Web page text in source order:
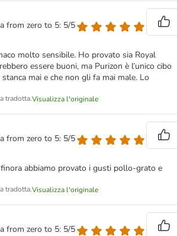
from zero to 5: 5/5
molto sensibile. Ho provato sia Royal
essere buoni, ma Purizon è l’unico cibo
mai e che non gli fa mai male. Lo
tradotta.Visualizza l'originale
from zero to 5: 5/5
abbiamo provato i gusti pollo-grato e
tradotta.Visualizza l'originale
from zero to 5: 5/5